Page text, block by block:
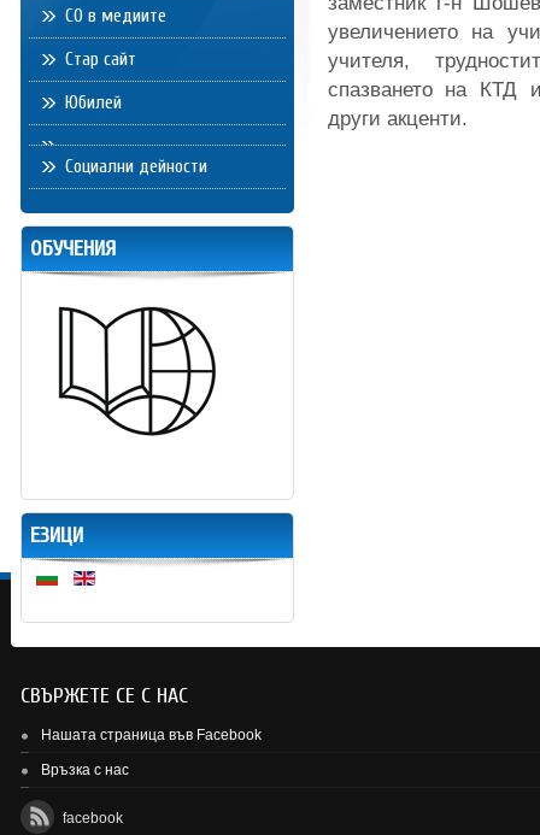
увеличението на
учителя,
спазването на КТД
други акценти.
СО в медиите
Стар сайт
Юбилей
Социални дейности
ОБУЧЕНИЯ
ЕЗИЦИ
СВЪРЖЕТЕ СЕ С НАС
Нашата страница във Facebook
Връзка с нас
facebook